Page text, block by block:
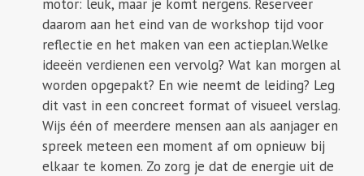
motor: leuk, maar je komt nergens. Reserveer
daarom aan het eind van de workshop tijd voor
reflectie en het maken van een actieplan.Welke
ideeën verdienen een vervolg? Wat kan morgen al
worden opgepakt? En wie neemt de leiding? Leg
dit vast in een concreet format of visueel verslag.
Wijs één of meerdere mensen aan als aanjager en
spreek meteen een moment af om opnieuw bij
elkaar te komen. Zo zorg je dat de energie uit de